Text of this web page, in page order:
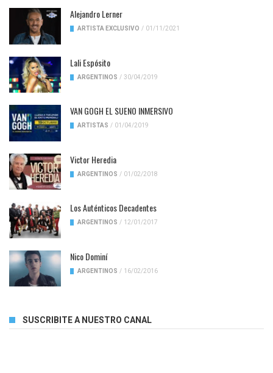
Alejandro Lerner
ARTISTA EXCLUSIVO / 01/11/2021
Lali Espósito
ARGENTINOS / 30/04/2019
VAN GOGH EL SUENO INMERSIVO
ARTISTAS / 01/04/2019
Victor Heredia
ARGENTINOS / 01/02/2018
Los Auténticos Decadentes
ARGENTINOS / 12/01/2017
Nico Dominí
ARGENTINOS / 16/02/2016
SUSCRIBITE A NUESTRO CANAL